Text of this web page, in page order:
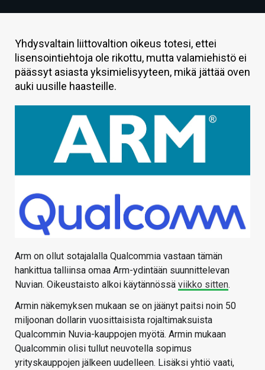
HINTA.FI
KAUPPA
VAIHDA TEEMA
Yhdysvaltain liittovaltion oikeus totesi, ettei
lisensointiehtoja ole rikottu, mutta valamiehistö ei
päässyt asiasta yksimielisyyteen, mikä jättää oven
auki uusille haasteille.
Arm on ollut sotajalalla Qualcommia vastaan tämän
hankittua talliinsa omaa Arm-ydintään suunnittelevan
Nuvian. Oikeustaisto alkoi käytännössä viikko sitten.
Armin näkemyksen mukaan se on jäänyt paitsi noin 50
miljoonan dollarin vuosittaisista rojaltimaksuista
Qualcommin Nuvia-kauppojen myötä. Armin mukaan
Qualcommin olisi tullut neuvotella sopimus
yrityskauppojen jälkeen uudelleen. Lisäksi yhtiö vaati,